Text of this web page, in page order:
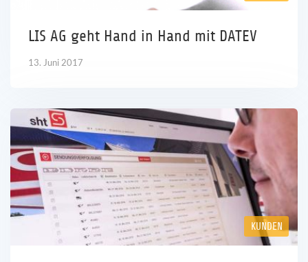
LIS AG geht Hand in Hand mit DATEV
13. Juni 2017
KUNDEN